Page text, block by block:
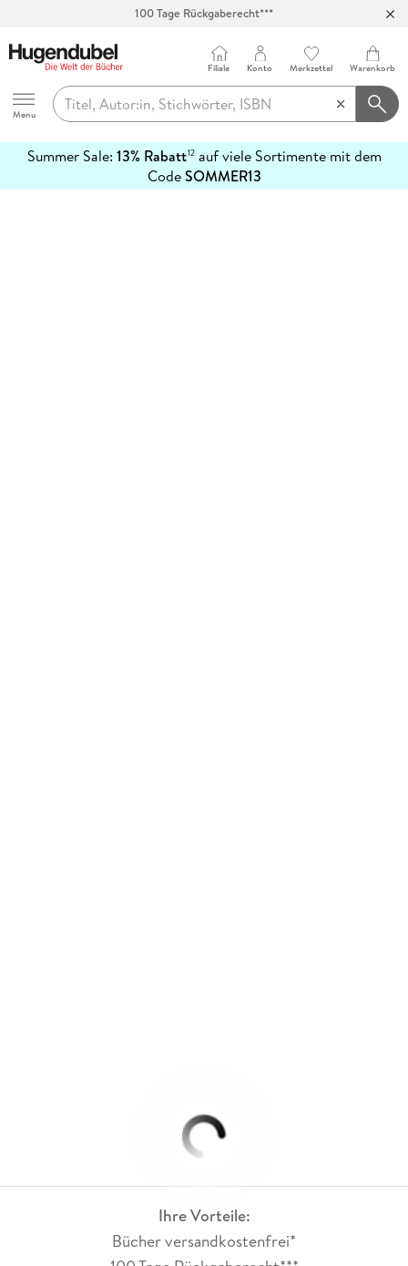
100 Tage Rückgaberecht***
Hugendubel
Menu
Filiale Konto Merkzettel Warenkorb
Summer Sale: 13% Rabatt12auf viele Sortimente mit dem
CodeSOMMER13
erfahren
Ihre Vorteile:
Bücher versandkostenfrei*